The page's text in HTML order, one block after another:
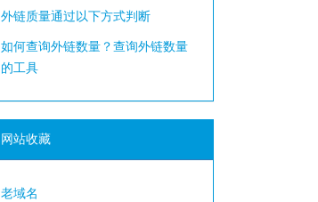
外链质量通过以下方式判断
如何查询外链数量？查询外链数量
的工具
网站收藏
老域名